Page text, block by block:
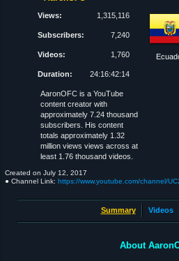
Views: 1,315,116
Subscribers: 7,240
Videos: 1,760
Duration: 24:16:42:14
AaronOFC is a YouTube
content creator with
approximately 7.24 thousand
subscribers. His content
totals approximately 1.32
million views views across at
least 1.76 thousand videos.
Created on July 12, 2017
● Channel Link: https://www.youtube.com/channel/
Summary Videos
About